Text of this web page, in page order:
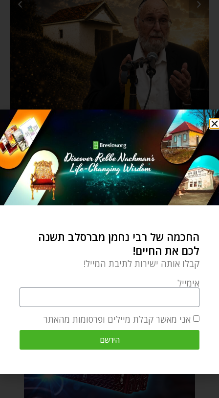
החכמה של רבי נחמן מברסלב תשנה
לכם את החיים!
קבלו אותה ישירות לתיבת המייל!
אימייל
אני מאשר קבלת מיילים ופרסומות מהאתר
הירשם